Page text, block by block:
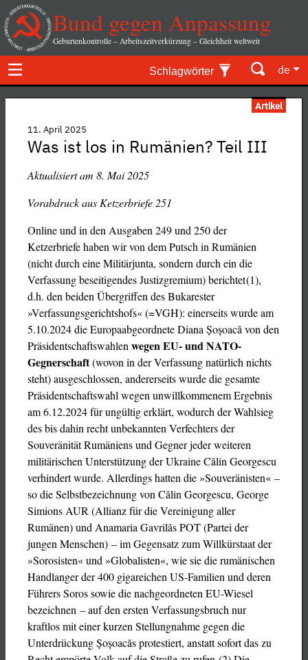
Bund gegen Anpassung
Geburtenkontrolle – Arbeitszeitverkürzung – Gleichheit weltweit
Schlagwörter de
Artikel
11. April 2025
Was ist los in Rumänien? Teil III
Aktualisiert am 8. Mai 2025
Vorabdruck aus Ketzerbriefe 251
Online und in den Ausgaben 249 und 250 der
Ketzerbriefe haben wir von dem Putsch in Rumänien
(nicht durch eine Militärjunta, sondern durch ein die
Verfassung beseitigendes Justizgremium) berichtet (1),
d.h. den beiden Übergriffen des Bukarester
»Verfassungsgerichtshofs« (=VGH): einerseits wurde am
5.10.2024 die Europaabgeordnete Diana Șoșoacă von den
Präsidentschaftswahlenwegen EU- und NATO-
Gegnerschaft(wovon in der Verfassung natürlich nichts
steht) ausgeschlossen, andererseits wurde die gesamte
Präsidentschaftswahl wegen unwillkommenem Ergebnis
am 6.12.2024 für ungültig erklärt, wodurch der Wahlsieg
des bis dahin recht unbekannten Verfechters der
Souveränität Rumäniens und Gegner jeder weiteren
militärischen Unterstützung der Ukraine Călin Georgescu
verhindert wurde. Allerdings hatten die »Souveränisten« –
so die Selbstbezeichnung von Călin Georgescu, George
Simions AUR (Allianz für die Vereinigung aller
Rumänen) und Anamaria Gavrilăs POT (Partei der
jungen Menschen) – im Gegensatz zum Willkürstaat der
»Sorosisten« und »Globalisten«, wie sie die rumänischen
Handlanger der 400 gigareichen US-Familien und deren
Führers Soros sowie die nachgeordneten EU-Wiesel
bezeichnen – auf den ersten Verfassungsbruch nur
kraftlos mit einer kurzen Stellungnahme gegen die
Unterdrückung Șoșoacăs protestiert, anstatt sofort das zu